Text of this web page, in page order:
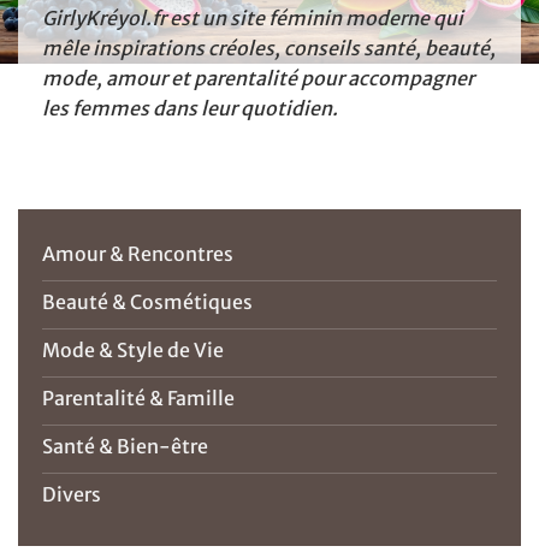
GirlyKréyol.fr est un site féminin moderne qui
mêle inspirations créoles, conseils santé, beauté,
mode, amour et parentalité pour accompagner
les femmes dans leur quotidien.
Amour & Rencontres
Beauté & Cosmétiques
Mode & Style de Vie
Parentalité & Famille
Santé & Bien-être
Divers